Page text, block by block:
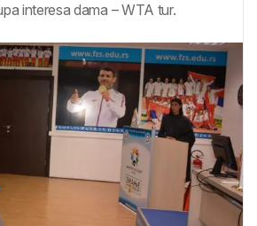
interesa dama – WTA tur.